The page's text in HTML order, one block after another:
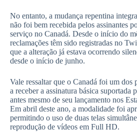
No entanto, a mudança repentina
não foi bem recebida pelos assinantes
serviço no Canadá. Desde o início do
reclamações têm sido registradas no
que a alteração já estava ocorrendo
desde o início de junho.
Vale ressaltar que o Canadá foi um dos
a receber a assinatura básica suportada
antes mesmo de seu lançamento nos
Em abril deste ano, a modalidade foi
permitindo o uso de duas telas
reprodução de vídeos em Full HD.